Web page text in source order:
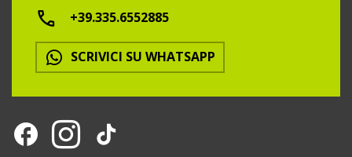
+39.335.6552885
SCRIVICI SU WHATSAPP